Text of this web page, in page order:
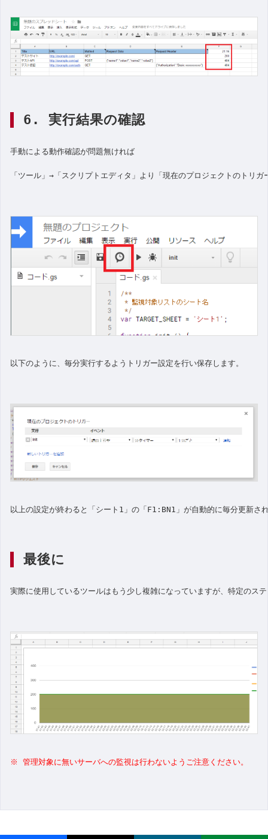
6. 実行結果の確認
手動による動作確認が問題無ければ
「ツール」→「スクリプトエディタ」より「現在のプロジェクトのトリガ
以下のように、毎分実行するようトリガー設定を行い保存します。
以上の設定が終わると「シート1」の「F1:BN1」が自動的に毎分更新さ
最後に
実際に使用しているツールはもう少し複雑になっていますが、特定の
※ 管理対象に無いサーバへの監視は行わないようご注意ください。